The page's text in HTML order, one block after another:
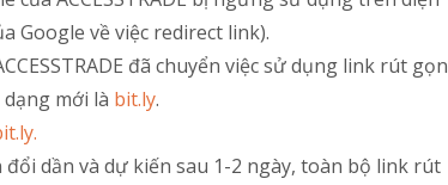
Google về việc redirect link).
đã chuyển việc sử dụng link rút gọn
mới là bit.ly.
dần và dự kiến sau 1-2 ngày, toàn bộ link rút